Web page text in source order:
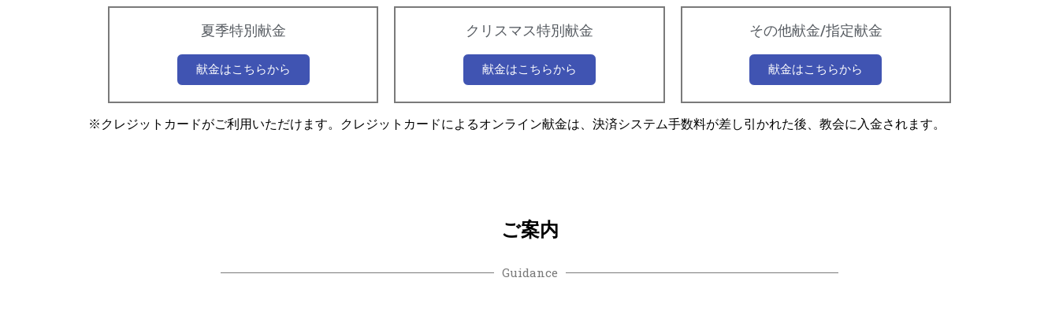
夏季特別献金
献金はこちらから
クリスマス特別献金
献金はこちらから
その他献金/指定献金
献金はこちらから
※クレジットカードがご利用いただけます。クレジットカードによるオンライン献金は、決済システム手数料が差し引かれた後、教会に入金されます。
ご案内
Guidance